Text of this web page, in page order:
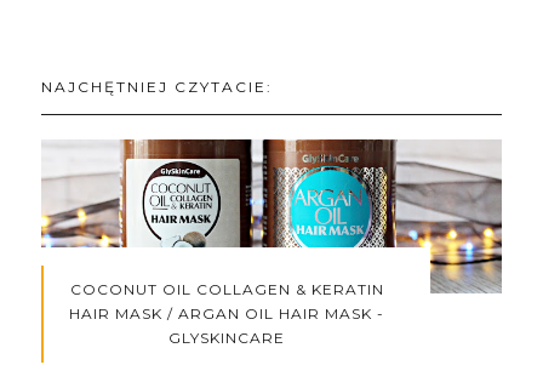
NAJCHĘTNIEJ CZYTACIE:
COCONUT OIL COLLAGEN & KERATIN
HAIR MASK / ARGAN OIL HAIR MASK -
GLYSKINCARE